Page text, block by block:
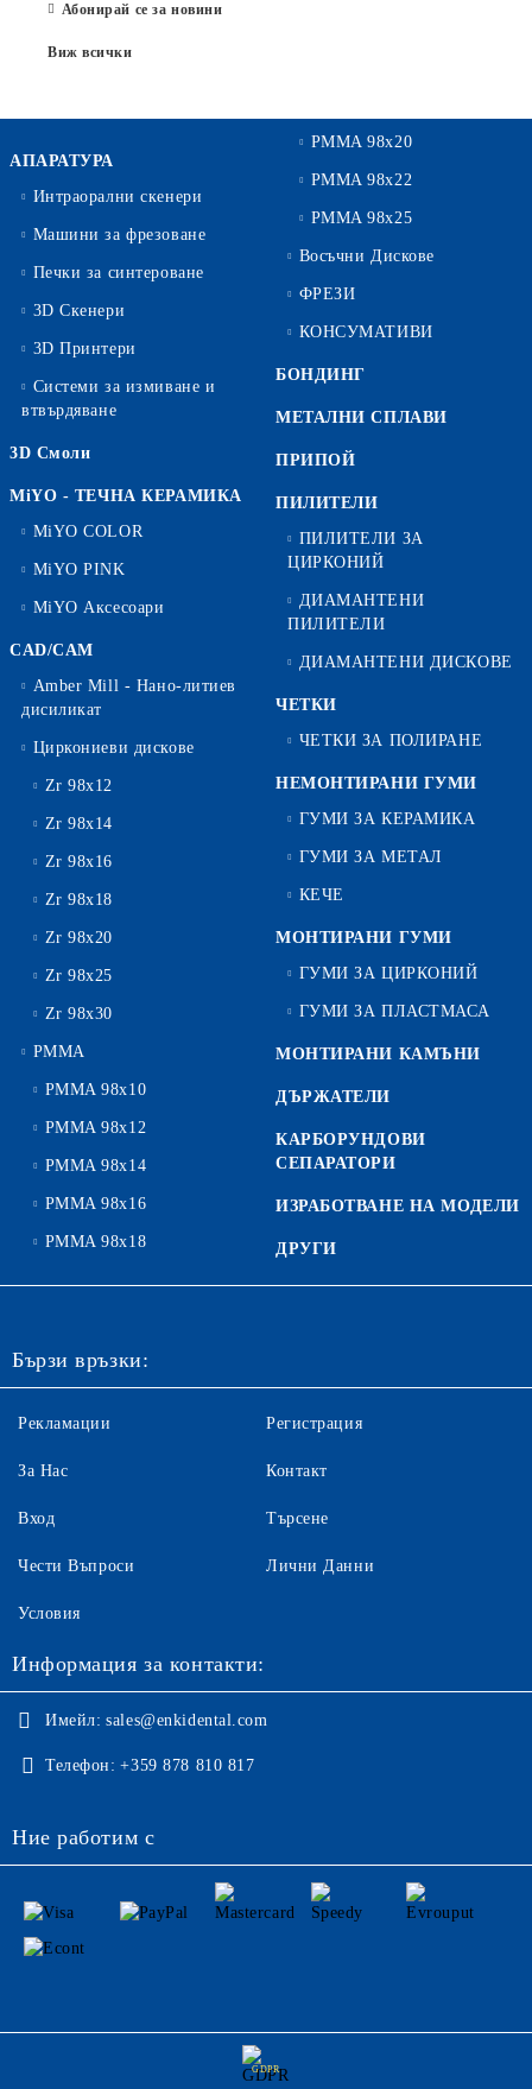
Абонирай се за новини
Виж всички
АПАРАТУРА
Интраорални скенери
Машини за фрезоване
Печки за синтероване
3D Скенери
3D Принтери
Системи за измиване и
втвърдяване
3D Смоли
MiYO - ТЕЧНА КЕРАМИКА
MiYO COLOR
MiYO PINK
MiYO Аксесоари
CAD/CAM
Amber Mill - Нано-литиев
дисиликат
Циркониеви дискове
Zr 98x12
Zr 98x14
Zr 98x16
Zr 98x18
Zr 98x20
Zr 98x25
Zr 98x30
PMMA
PMMA 98x10
PMMA 98x12
PMMA 98x14
PMMA 98x16
PMMA 98x18
PMMA 98x20
PMMA 98x22
PMMA 98x25
Восъчни Дискове
ФРЕЗИ
КОНСУМАТИВИ
БОНДИНГ
МЕТАЛНИ СПЛАВИ
ПРИПОЙ
ПИЛИТЕЛИ
ПИЛИТЕЛИ ЗА
ЦИРКОНИЙ
ДИАМАНТЕНИ
ПИЛИТЕЛИ
ДИАМАНТЕНИ ДИСКОВЕ
ЧЕТКИ
ЧЕТКИ ЗА ПОЛИРАНЕ
НЕМОНТИРАНИ ГУМИ
ГУМИ ЗА КЕРАМИКА
ГУМИ ЗА МЕТАЛ
КЕЧЕ
МОНТИРАНИ ГУМИ
ГУМИ ЗА ЦИРКОНИЙ
ГУМИ ЗА ПЛАСТМАСА
МОНТИРАНИ КАМЪНИ
ДЪРЖАТЕЛИ
КАРБОРУНДОВИ
СЕПАРАТОРИ
ИЗРАБОТВАНЕ НА МОДЕЛИ
ДРУГИ
Бързи връзки:
Рекламации
За Нас
Вход
Чести Въпроси
Регистрация
Контакт
Търсене
Лични Данни
Условия
Информация за контакти:
Имейл: sales@enkidental.com
Телефон: +359 878 810 817
Ние работим с
GDPR